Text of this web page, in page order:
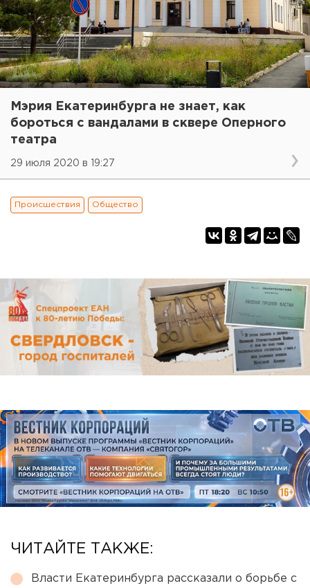
Мэрия Екатеринбурга не знает, как
бороться с вандалами в сквере Оперного
театра
29 июля 2020 в 19:27
Происшествия Общество
ЧИТАЙТЕ ТАКЖЕ:
Власти Екатеринбурга рассказали о борьбе с